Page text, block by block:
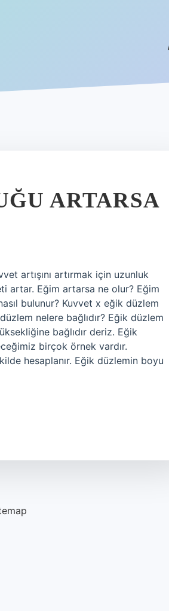
ARTARSA
artışını artırmak için uzunluk
artar. Eğim artarsa ne olur? Eğim
bulunur? Kuvvet x eğik düzlem
nelere bağlıdır? Eğik düzlem
bağlıdır deriz. Eğik
birçok örnek vardır.
hesaplanır. Eğik düzlemin boyu